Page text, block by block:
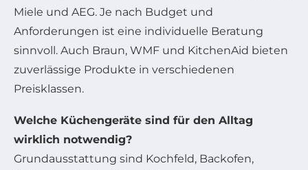
Miele und AEG. Je nach Budget und
Anforderungen ist eine individuelle Beratung
sinnvoll. Auch Braun, WMF und KitchenAid bieten
zuverlässige Produkte in verschiedenen
Preisklassen.
Welche Küchengeräte sind für den Alltag
wirklich notwendig?
Grundausstattung sind Kochfeld, Backofen,